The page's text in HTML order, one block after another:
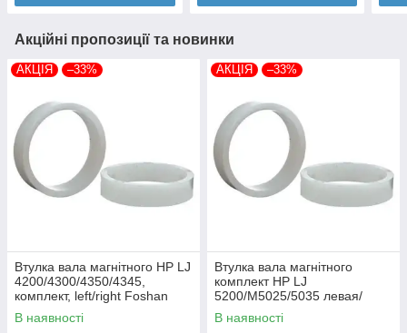
Акційні пропозиції та новинки
АКЦІЯ –33%
Втулка вала магнітного HP LJ
4200/4300/4350/4345,
комплект, left/right Foshan
(MAG-1338A-BSH-Foshan)
В наявності
АКЦІЯ –33%
Втулка вала магнітного
комплект HP LJ
5200/M5025/5035 левая/
правая Foshan (MAG-7516A-
BSH-Foshan)
В наявності